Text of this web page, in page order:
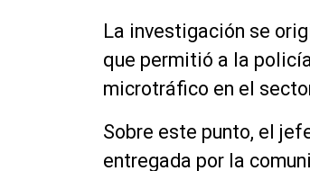
La investigación se
que permitió a la
microtráfico en el
Sobre este punto, el
entregada por la